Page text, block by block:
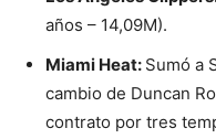
años – 14,09M).
Miami Heat: Sumó a
cambio de Duncan
contrato por tres